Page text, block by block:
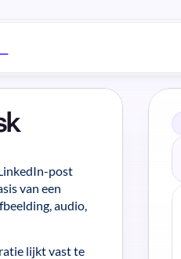
post
van een
audio,
lijkt vast te